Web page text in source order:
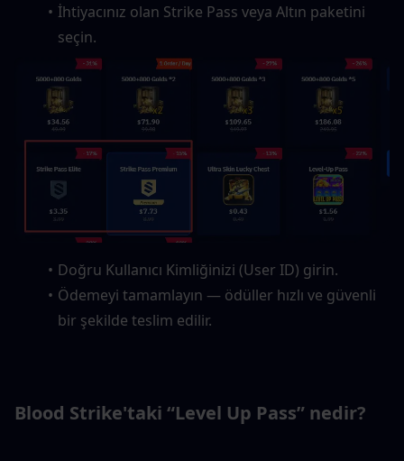
İhtiyacınız olan Strike Pass veya Altın paketini
seçin.
Doğru Kullanıcı Kimliğinizi (User ID) girin.
Ödemeyi tamamlayın — ödüller hızlı ve güvenli
bir şekilde teslim edilir.
Blood Strike'taki “Level Up Pass” nedir?